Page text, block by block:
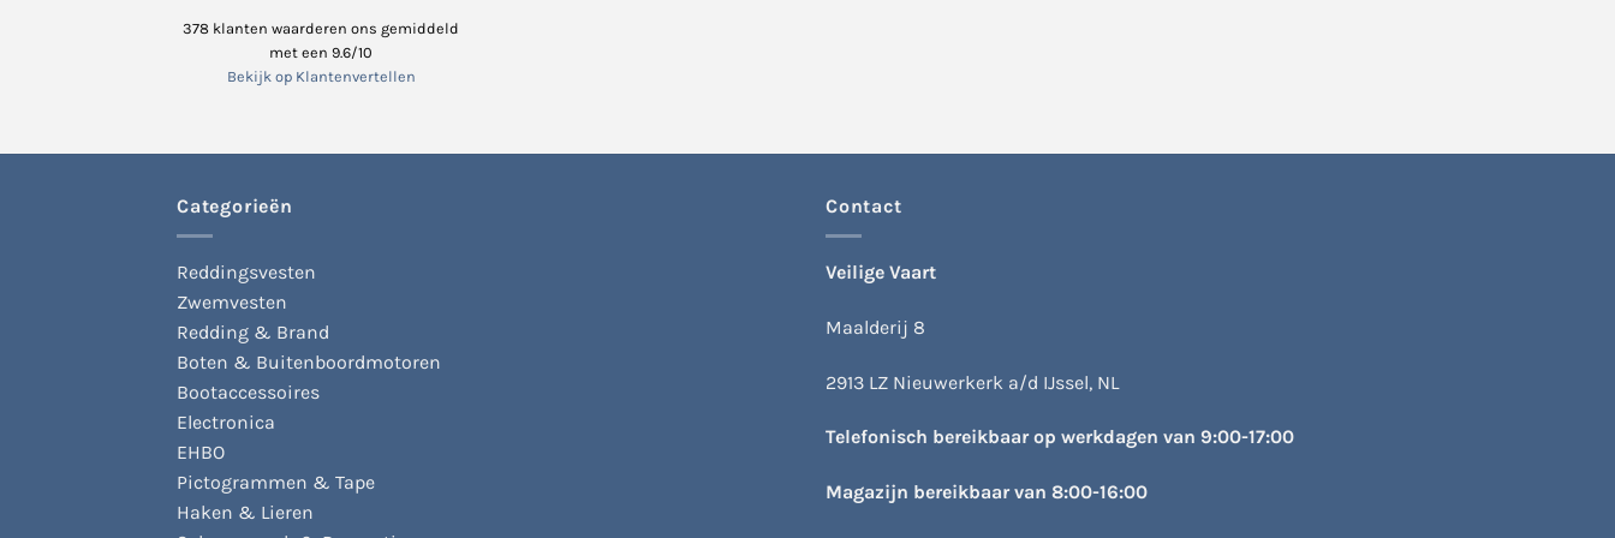
378 klanten waarderen ons gemiddeld
met een 9.6/10
Bekijk op Klantenvertellen
Categorieën
Reddingsvesten
Zwemvesten
Redding & Brand
Boten & Buitenboordmotoren
Bootaccessoires
Electronica
EHBO
Pictogrammen & Tape
Haken & Lieren
Contact
Veilige Vaart
Maalderij 8
2913 LZ Nieuwerkerk a/d IJssel, NL
Telefonisch bereikbaar op werkdagen van 9:00-17:00
Magazijn bereikbaar van 8:00-16:00